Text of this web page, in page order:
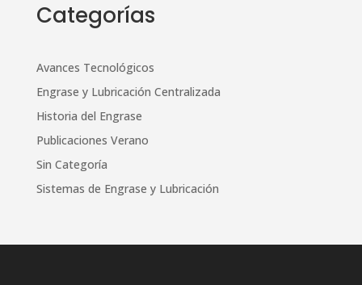
Categorías
Avances Tecnológicos
Engrase y Lubricación Centralizada
Historia del Engrase
Publicaciones Verano
Sin Categoría
Sistemas de Engrase y Lubricación